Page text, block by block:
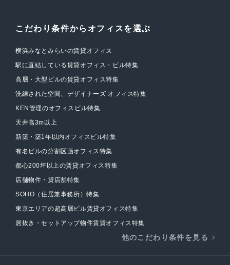
こだわり条件からオフィスを選ぶ
横浜みなとみらいの賃貸オフィス
駅に直結している賃貸オフィス・ビル特集
高層・大型ビルの賃貸オフィス特集
洗練された空間、デザイナーズ オフィス特集
KEN管理のオフィスビル特集
天井高3m以上
新築・築1年以内オフィスビル特集
有名ビルの分割区画オフィス特集
都心200坪以上の賃貸オフィス特集
店舗物件・貸店舗特集
SOHO（住居兼事務所）特集
東京エリアの超高層ビル賃貸オフィス特集
居抜き・セットアップ物件賃貸オフィス特集
他のこだわり条件を見る